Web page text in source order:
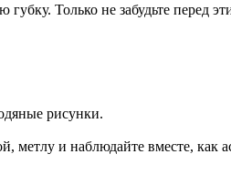
Только не забудьте перед
рисунки.
и наблюдайте вместе, как